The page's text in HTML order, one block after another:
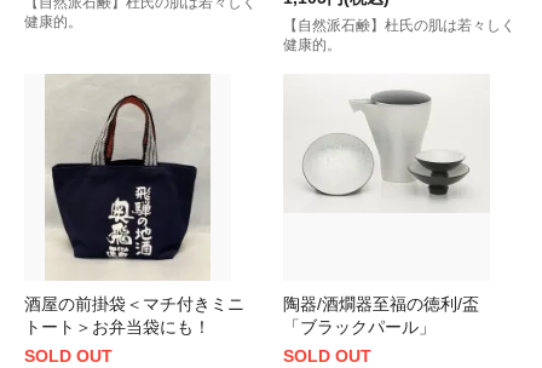
健康的。
【自然派石鹸】杜氏の肌は若々しく
健康的。
酒屋の前掛袋＜マチ付きミニ
トート＞お弁当袋にも！
SOLD OUT
陶器/酒燗器至福の徳利/盃
「ブラックパール」
SOLD OUT